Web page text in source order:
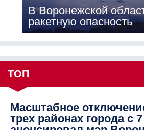
В Воронежской
ракетную опасность
ТОП
Масштабное
трех районах города с